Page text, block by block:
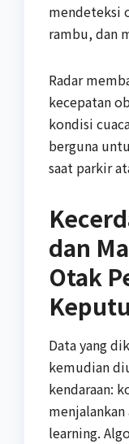
mendeteksi
rambu, dan
Radar
kecepatan
kondisi
berguna
saat parkir
dan
Otak
Data yang
kemudian
kendaraan:
learning.